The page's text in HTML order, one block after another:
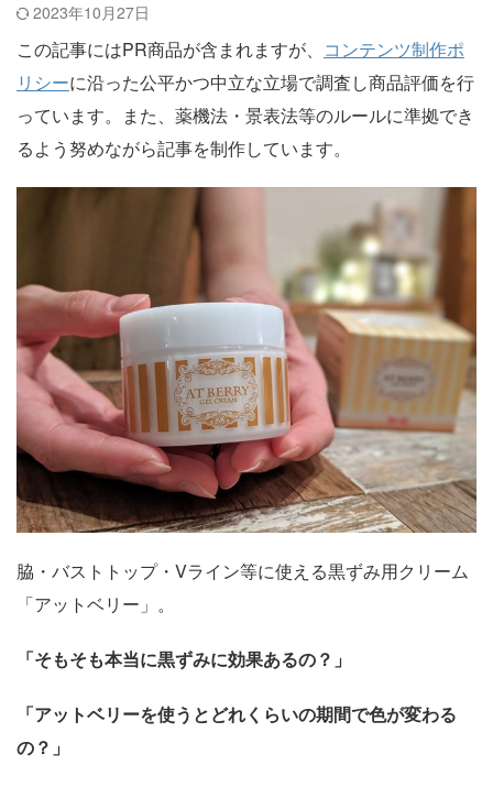
2023年10月27日
この記事にはPR商品が含まれますが、 コンテンツ制作ポ
リシーに沿った公平かつ中立な立場で調査し商品評価を行
っています。また、薬機法・景表法等のルールに準拠でき
るよう努めながら記事を制作しています。
脇・バストトップ・Vライン等に使える黒ずみ用クリーム
「アットベリー」。
「そもそも本当に黒ずみに効果あるの？」
「アットベリーを使うとどれくらいの期間で色が変わる
の？」